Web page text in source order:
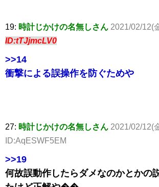
19: 時計じかけの名無しさん 2021/02/12(
ID:tTJjmcLV0
>>14
衝撃による誤操作を防ぐためや
27: 時計じかけの名無しさん 2021/02/12(
ID:AqESWF5EM
>>19
何故誤動作したらダメなのかとかの